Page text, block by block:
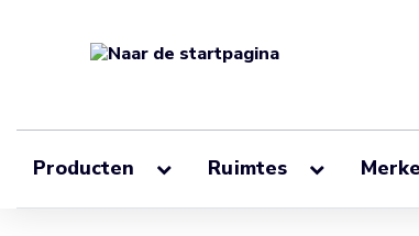
Producten Ruimtes